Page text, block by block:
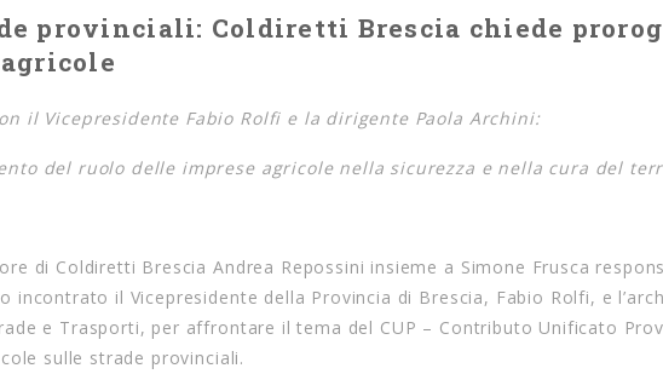
provinciali: Coldiretti Brescia chiede
il Vicepresidente Fabio Rolfi e la dirigente Paola Archini:
del ruolo delle imprese agricole nella sicurezza e nella cura del
di Coldiretti Brescia Andrea Repossini insieme a Simone Frusca
incontrato il Vicepresidente della Provincia di Brescia, Fabio Rolfi, e
e Trasporti, per affrontare il tema del CUP – Contributo Unificato
sulle strade provinciali.